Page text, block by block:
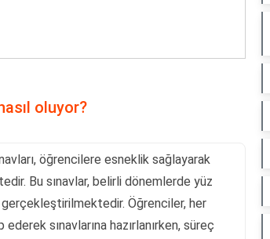
oluyor?
öğrencilere esneklik sağlayarak
Bu sınavlar, belirli dönemlerde yüz
Öğrenciler, her
sınavlarına hazırlanırken, süreç